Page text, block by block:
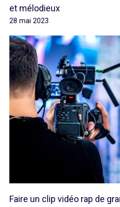
et mélodieux
28 mai 2023
Faire un clip vidéo rap de